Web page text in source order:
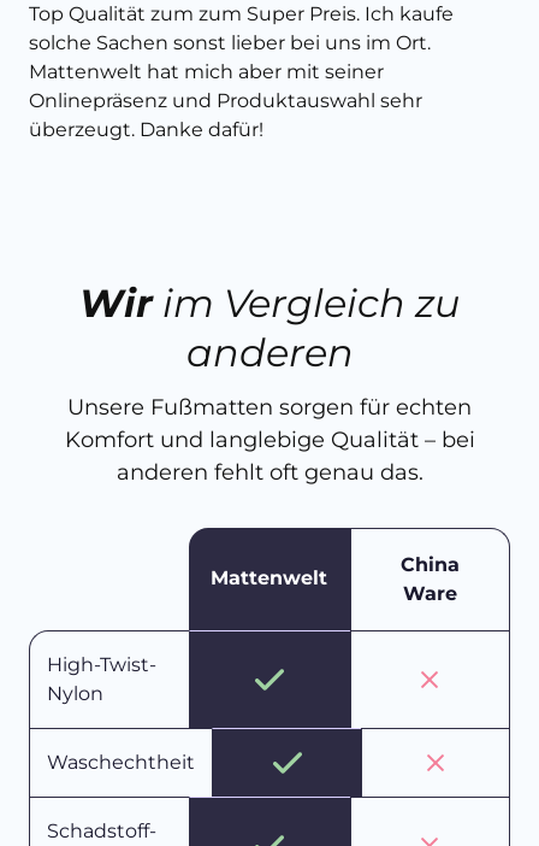
Top Qualität zum zum Super Preis. Ich kaufe
solche Sachen sonst lieber bei uns im Ort.
Mattenwelt hat mich aber mit seiner
Onlinepräsenz und Produktauswahl sehr
überzeugt. Danke dafür!
Wirim Vergleich zu
anderen
Unsere Fußmatten sorgen für echten
Komfort und langlebige Qualität – bei
anderen fehlt oft genau das.
Mattenwelt
China
Ware
High-Twist-
Nylon
Waschechtheit
Schadstoff-